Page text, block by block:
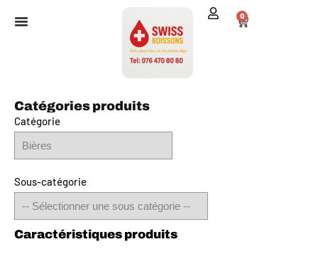
0
Catégories produits
Catégorie
Sous-catégorie